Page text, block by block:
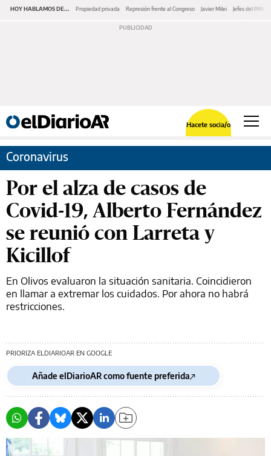
HOY HABLAMOS DE... Propiedad privada Represión frente al Congreso Javier Milei Jefes del PAMI
Hacete socia/o
Coronavirus
Por el alza de casos de
Covid-19, Alberto Fernández
se reunió con Larreta y
Kicillof
En Olivos evaluaron la situación sanitaria. Coincidieron
en llamar a extremar los cuidados. Por ahora no habrá
restricciones.
PRIORIZA ELDIARIOAR EN GOOGLE
Añade elDiarioAR como fuente preferida